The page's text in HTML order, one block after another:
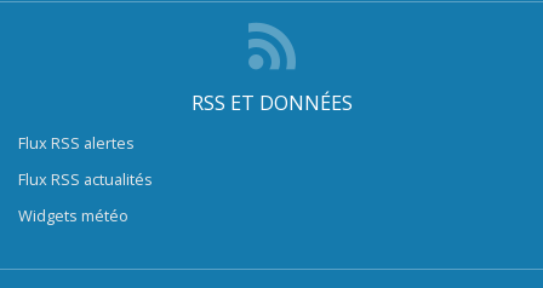
RSS ET DONNÉES
Flux RSS alertes
Flux RSS actualités
Widgets météo